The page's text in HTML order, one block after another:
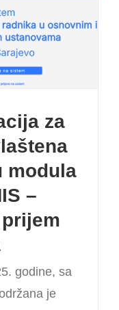
za
modula
–
godine, sa
je